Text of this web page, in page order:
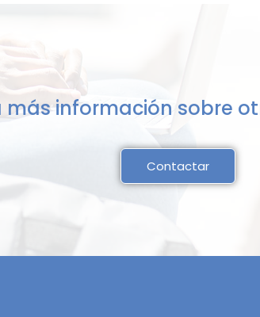
más información sobre
Contactar